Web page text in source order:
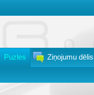
Puzles Ziņojumu dēlis